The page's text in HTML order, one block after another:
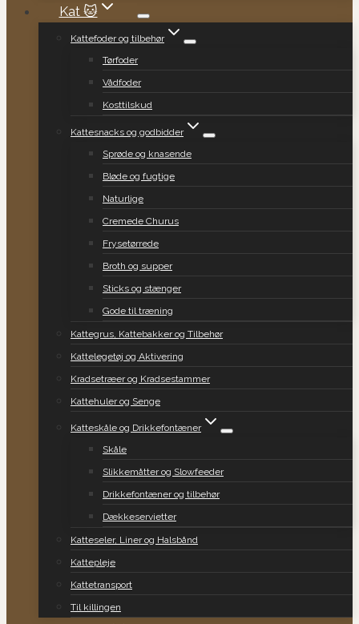
Kat 🐱
Kattefoder og tilbehør
Tørfoder
Vådfoder
Kosttilskud
Kattesnacks og godbidder
Sprøde og knasende
Bløde og fugtige
Naturlige
Cremede Churus
Frysetørrede
Broth og supper
Sticks og stænger
Gode til træning
Kattegrus, Kattebakker og Tilbehør
Kattelegetøj og Aktivering
Kradsetræer og Kradsestammer
Kattehuler og Senge
Katteskåle og Drikkefontæner
Skåle
Slikkemåtter og Slowfeeder
Drikkefontæner og tilbehør
Dækkeservietter
Katteseler, Liner og Halsbånd
Kattepleje
Kattetransport
Til killingen